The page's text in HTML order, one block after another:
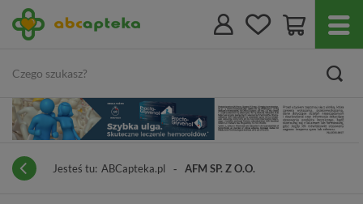
Jesteś tu: ABCapteka.pl AFM SP. Z O.O.